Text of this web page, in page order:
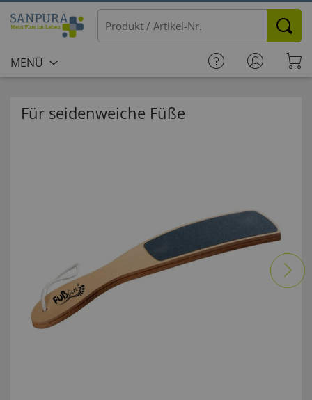
MENÜ
Für seidenweiche Füße